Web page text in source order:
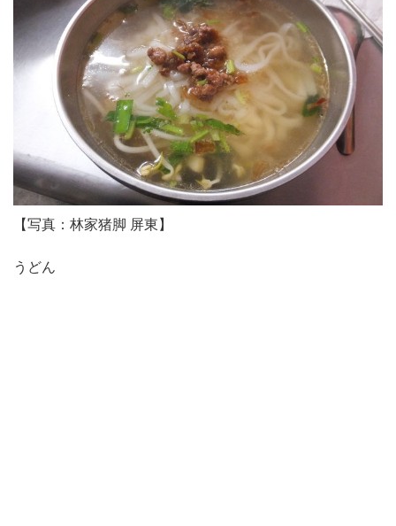
【写真：林家猪脚 屏東】
うどん